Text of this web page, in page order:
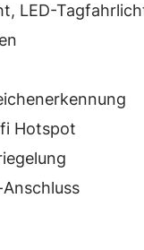
LED-
Hotspot